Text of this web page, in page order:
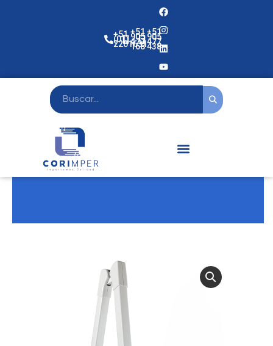
+51
(01)
2201631
+51
905
477
168
+51
905
477
438